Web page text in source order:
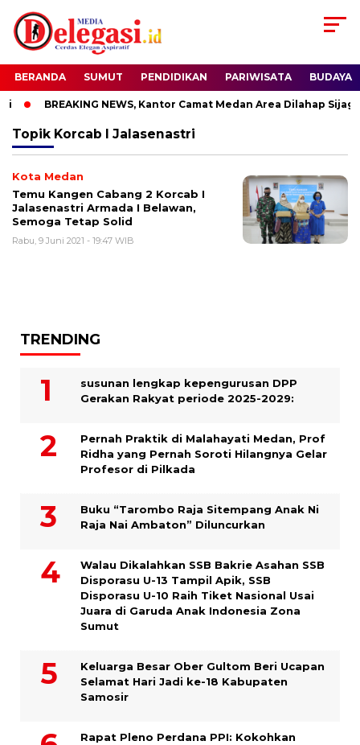
BERANDA SUMUT PENDIDIKAN PARIWISATA BUDAYA
BREAKING NEWS, Kantor Camat Medan Area Dilahap Sijago
Topik Korcab I Jalasenastri
Kota Medan
Temu Kangen Cabang 2 Korcab I
Jalasenastri Armada I Belawan,
Semoga Tetap Solid
Rabu, 9 Juni 2021 - 19:47 WIB
TRENDING
susunan lengkap kepengurusan DPP
Gerakan Rakyat periode 2025-2029:
Pernah Praktik di Malahayati Medan, Prof
Ridha yang Pernah Soroti Hilangnya Gelar
Profesor di Pilkada
Buku “Tarombo Raja Sitempang Anak Ni
Raja Nai Ambaton” Diluncurkan
Walau Dikalahkan SSB Bakrie Asahan SSB
Disporasu U-13 Tampil Apik, SSB
Disporasu U-10 Raih Tiket Nasional Usai
Juara di Garuda Anak Indonesia Zona
Sumut
Keluarga Besar Ober Gultom Beri Ucapan
Selamat Hari Jadi ke-18 Kabupaten
Samosir
Rapat Pleno Perdana PPI: Kokohkan